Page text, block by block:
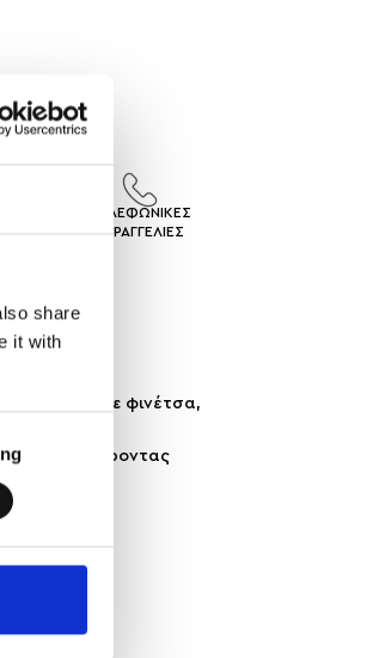
share
it with
ΤΗΛΕΦΩΝΙΚΕΣ
ΠΑΡΑΓΓΕΛΙΕΣ
με φινέτσα,
προσφέροντας